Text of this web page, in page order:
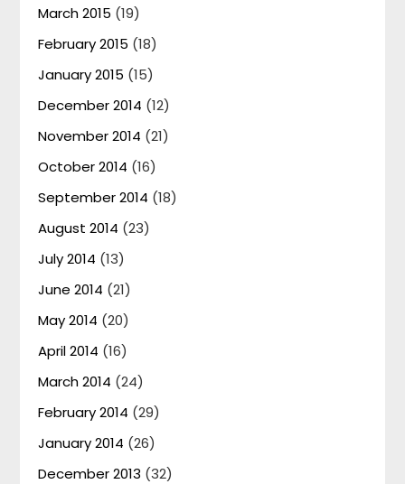
March 2015 (19)
February 2015 (18)
January 2015 (15)
December 2014 (12)
November 2014 (21)
October 2014 (16)
September 2014 (18)
August 2014 (23)
July 2014 (13)
June 2014 (21)
May 2014 (20)
April 2014 (16)
March 2014 (24)
February 2014 (29)
January 2014 (26)
December 2013 (32)